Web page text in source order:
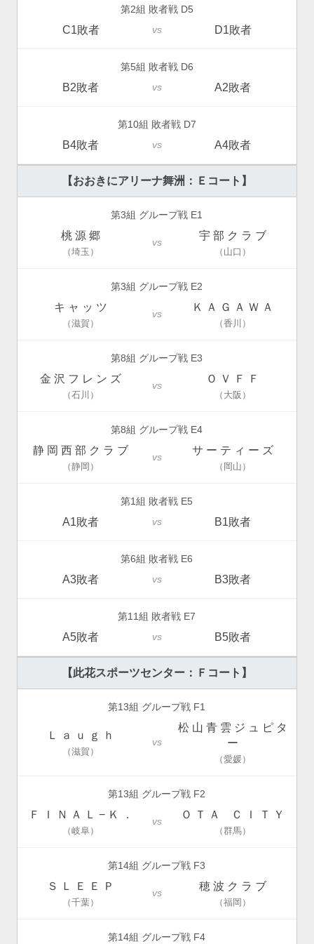
第2組 敗者戦 D5
C1敗者 vs D1敗者
第5組 敗者戦 D6
B2敗者 vs A2敗者
第10組 敗者戦 D7
B4敗者 vs A4敗者
【おおきにアリーナ舞洲：Ｅコート】
第3組 グループ戦 E1
桃 源 郷
（埼玉）
vs
宇 部 ク ラ ブ
（山口）
第3組 グループ戦 E2
キ ャ ッ ツ
（滋賀）
vs
Ｋ Ａ Ｇ Ａ Ｗ Ａ
（香川）
第8組 グループ戦 E3
金 沢 フ レ ン ズ
（石川）
vs
Ｏ Ｖ Ｆ Ｆ
（大阪）
第8組 グループ戦 E4
静 岡 西 部 ク ラ ブ
（静岡）
vs
サ ー テ ィ ー ズ
（岡山）
第1組 敗者戦 E5
A1敗者 vs B1敗者
第6組 敗者戦 E6
A3敗者 vs B3敗者
第11組 敗者戦 E7
A5敗者 vs B5敗者
【此花スポーツセンター：Ｆコート】
第13組 グループ戦 F1
Ｌ ａ ｕ ｇ ｈ
（滋賀）
vs
松 山 青 雲 ジ ュ ピ タ
ー
（愛媛）
第13組 グループ戦 F2
Ｆ Ｉ Ｎ Ａ Ｌ − Ｋ ．
（岐阜）
vs
Ｏ Ｔ Ａ Ｃ Ｉ Ｔ Ｙ
（群馬）
第14組 グループ戦 F3
Ｓ Ｌ Ｅ Ｅ Ｐ
（千葉）
vs
穂 波 ク ラ ブ
（福岡）
第14組 グループ戦 F4